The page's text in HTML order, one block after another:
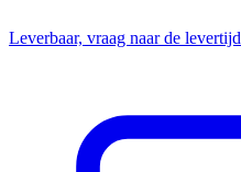
Leverbaar, vraag naar de levertijd